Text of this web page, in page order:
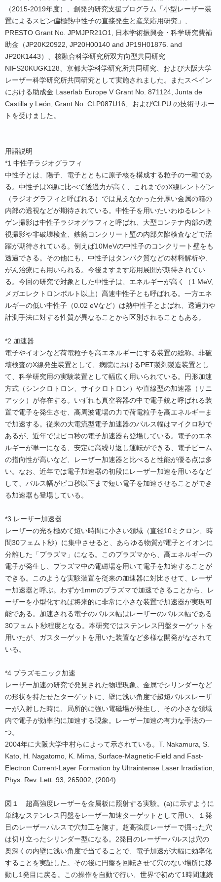
（2015-2019年度）、創発的研究支援プログラム「小型レーザー装
置によるスピン偏極熱中性子の直接発生と産業応用研究」、
PRESTO Grant No. JPMJPR21O1, 日本学術振興会・科学研究費補
助金（JP20K20922, JP20H00140 and JP19H01876. and
JP20K1443）、核融合科学研究所双方向型共同研究
NIFS20KUGK128、京都大学科学研究所共同研究、および大阪大学
レーザー科学研究所共同研究として実施されました。またスペイン
における助成金 Laserlab Europe V Grant No. 871124, Junta de
Castilla y León, Grant No. CLP087U16、およびCLPU の技術サポー
トを受けました。
用語説明
*1 中性子ラジオグラフィ
中性子とは、陽子、電子とともに原子核を構成する粒子の一種であ
る。中性子はX線に比べて透過力が高く、これまでのX線レントゲン
（ラジオグラフィと呼ばれる）では見えなかった分厚い金属の箱の
内部の透視などが期待されている。中性子を用いたいわゆるレント
ゲン撮影は中性子ラジオグラフィと呼ばれ、大型コンテナ内部の透
視撮影や非破壊検査、鉄筋コンクリート壁の内部欠陥検査などで活
躍が期待されている。例えば10MeVの中性子のコンクリート壁をも
透過できる。その他にも、中性子はタンパク質などの材料解析や、
がん治療にも用いられる。今後ますます応用展開が期待されてい
る。今回の研究で対象とした中性子は、エネルギーが高く（1 MeV,
メガエレクトロンボルト以上）高速中性子とも呼ばれる。一方エネ
ルギーの低い中性子（0.02 eVなど）は熱中性子とよばれ、透過力や
計測手法に対する性質が異なることから区別されることもある。
*2 加速器
電子やイオンなど荷電粒子を高エネルギーにする装置の総称。非破
壊検査のX線発生装置として、病院におけるPET製剤製造装置とし
て、科学研究用の実験装置として幅広く用いられている。円形加速
方式（シンクロトロン、サイクロトロン）や直線型の加速器（リニ
アック）が存在する。いずれも真空容器の中で電子銃と呼ばれる装
置で電子を発生させ、高周波電場の力で荷電粒子を高エネルギーま
で加速する。従来の大電流型電子加速器のパルス幅はマイクロ秒で
あるが、近年ではピコ秒の電子加速器も登場している。電子のエネ
ルギーが単一になる、安定に高繰り返し運転ができる、電子ビーム
の指向性が高いなど、レーザー加速器と比べると性能が優る点は多
い。なお、近年では電子加速器の初段にレーザー加速を用いるなど
して、パルス幅がピコ秒以下まで短い電子を加速させることができ
る加速器も登場している。
*3 レーザー加速器
レーザーの光を極めて短い時間に小さい領域（直径10ミクロン、時
間30フェムト秒）に集中させると、あらゆる物質が電子とイオンに
分離した「プラズマ」になる。このプラズマから、高エネルギーの
電子が発生し、プラズマ中の電磁場を用いて電子を加速することが
できる。このような実験装置を従来の加速器に対比させて、レーザ
ー加速器と呼ぶ。わずか1mmのプラズマで加速できることから、レ
ーザーを小型化すれば将来的に非常に小さな装置で加速器が実現可
能である。加速される電子のパルス幅はレーザーのパルス幅である
30フェムト秒程度となる。本研究ではステンレス円盤ターゲットを
用いたが、ガスターゲットを用いた装置など多様な開発がなされて
いる。
*4 プラズモニック加速
レーザー加速の研究で発見された物理現象。金属でシリンダーなど
の形状を持たせたターゲットに、壁に浅い角度で超短パルスレーザ
ーが入射した時に、局所的に強い電磁場が発生し、その小さな領域
内で電子が効率的に加速する現象。レーザー加速の有力な手法の一
つ。
2004年に大阪大学中村らによって示されている。T. Nakamura, S.
Kato, H. Nagatomo, K. Mima, Surface-Magnetic-Field and Fast-
Electron Current-Layer Formation by Ultraintense Laser Irradiation,
Phys. Rev. Lett. 93, 265002, (2004)
図１ 超高強度レーザーを金属板に照射する実験。(a)に示すように
単純なステンレス円盤をレーザー加速ターゲットとして用い、１発
目のレーザーパルスで穴加工を施す。超高強度レーザーで掘った穴
は切り立ったシリンダー型になる。2発目のレーザーパルスは穴の
奥深くの内壁に浅い角度で当てることで、電子加速が大幅に効率化
することを実証した。その後に円盤を回転させて穴のない場所に移
動し1発目に戻る。この操作を自動で行い、世界で初めて1時間連続